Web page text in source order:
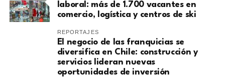
laboral: más de 1.700 vacantes en
comercio, logística y centros de ski
REPORTAJES
El negocio de las franquicias se
diversifica en Chile: construcción y
servicios lideran nuevas
oportunidades de inversión